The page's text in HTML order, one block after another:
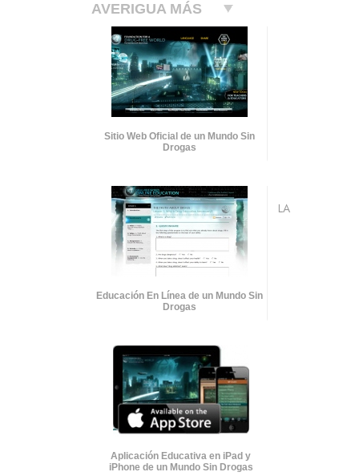
AVERIGUA MÁS
Sitio Web Oficial de un Mundo Sin
Drogas
Educación En Línea de un Mundo Sin
Drogas
Aplicación Educativa en iPad y
iPhone de un Mundo Sin Drogas
LA